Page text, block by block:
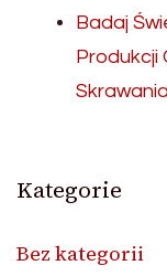
Badaj
Produkcji
Kategorie
Bez kategorii